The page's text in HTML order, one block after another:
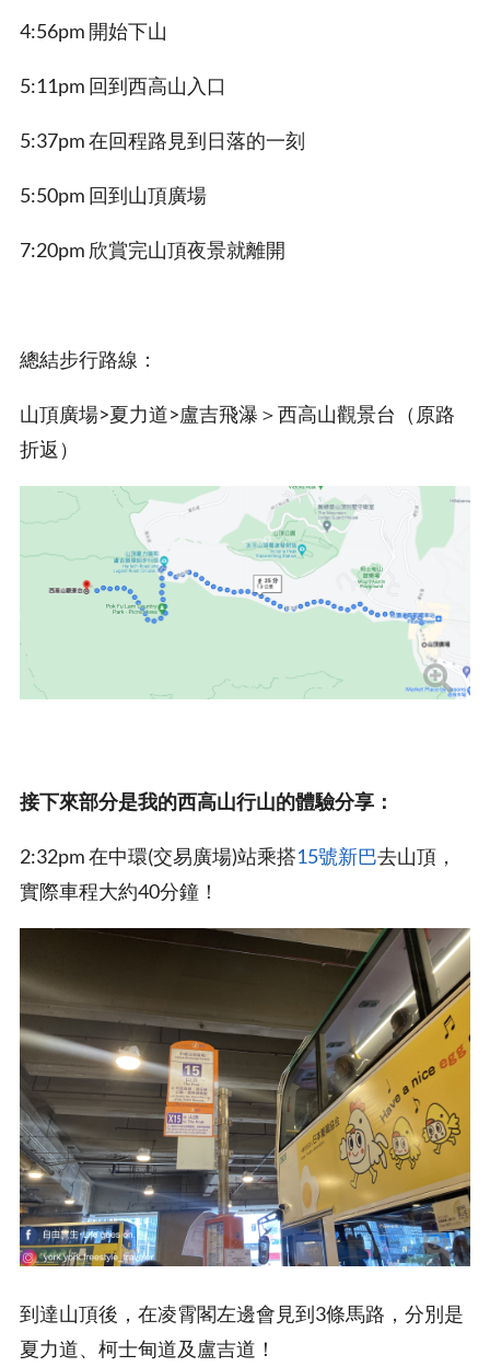
4:56pm 開始下山
5:11pm 回到西高山入口
5:37pm 在回程路見到日落的一刻
5:50pm 回到山頂廣場
7:20pm 欣賞完山頂夜景就離開
總結步行路線：
山頂廣場>夏力道>盧吉飛瀑＞西高山觀景台（原路
折返）
接下來部分是我的西高山行山的體驗分享：
2:32pm 在中環(交易廣場)站乘搭15號新巴去山頂，
實際車程大約40分鐘！
到達山頂後，在凌霄閣左邊會見到3條馬路，分別是
夏力道、柯士甸道及盧吉道！